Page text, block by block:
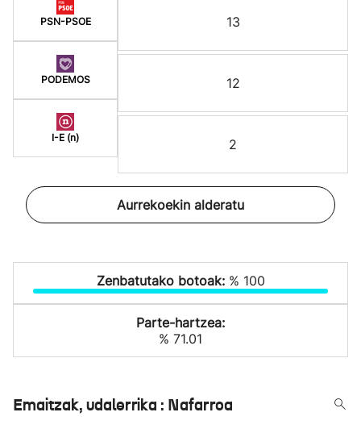
PSN-PSOE
PODEMOS
I-E (n)
13
12
2
Aurrekoekin alderatu
Zenbatutako botoak: % 100
Parte-hartzea:
% 71.01
Emaitzak, udalerrika : Nafarroa